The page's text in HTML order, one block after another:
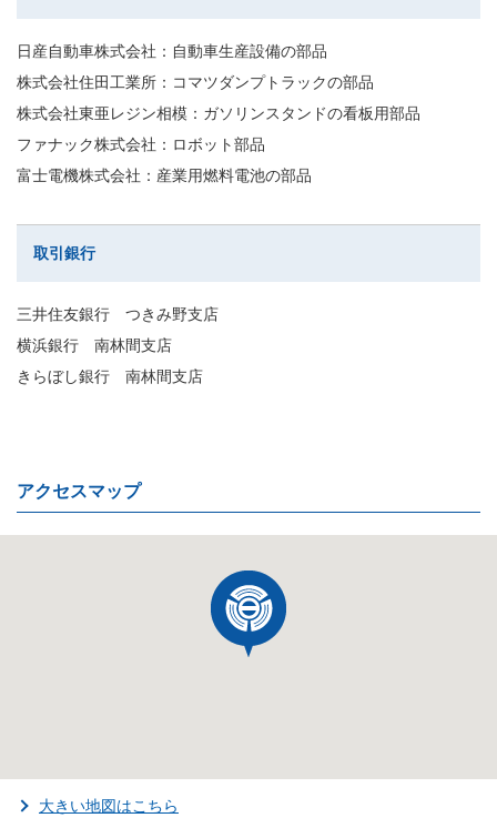
日産自動車株式会社：自動車生産設備の部品
株式会社住田工業所：コマツダンプトラックの部品
株式会社東亜レジン相模：ガソリンスタンドの看板用部品
ファナック株式会社：ロボット部品
富士電機株式会社：産業用燃料電池の部品
取引銀行
三井住友銀行 つきみ野支店
横浜銀行 南林間支店
きらぼし銀行 南林間支店
アクセスマップ
大きい地図はこちら